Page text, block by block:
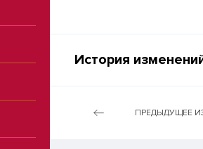
История
ПРЕДЫДУЩЕЕ